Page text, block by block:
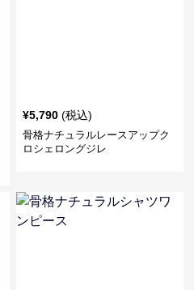
¥5,790 (税込)
骨格ナチュラルレースアップク
ロシェロングジレ